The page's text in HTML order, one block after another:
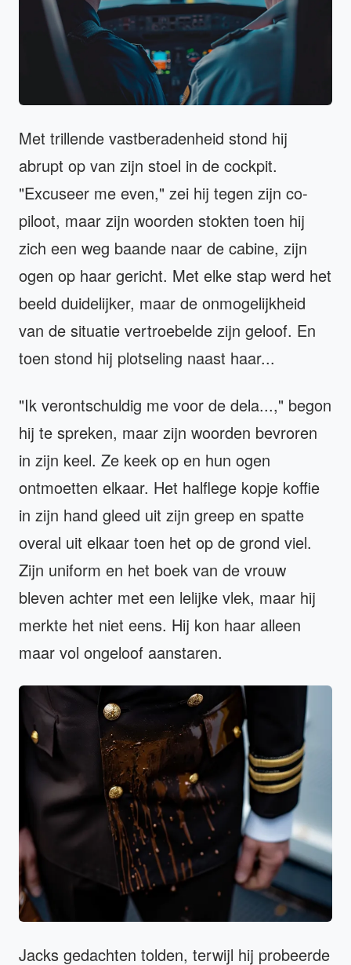
Met trillende vastberadenheid stond hij
abrupt op van zijn stoel in de cockpit.
"Excuseer me even," zei hij tegen zijn co-
piloot, maar zijn woorden stokten toen hij
zich een weg baande naar de cabine, zijn
ogen op haar gericht. Met elke stap werd het
beeld duidelijker, maar de onmogelijkheid
van de situatie vertroebelde zijn geloof. En
toen stond hij plotseling naast haar...
"Ik verontschuldig me voor de dela...," begon
hij te spreken, maar zijn woorden bevroren
in zijn keel. Ze keek op en hun ogen
ontmoetten elkaar. Het halflege kopje koffie
in zijn hand gleed uit zijn greep en spatte
overal uit elkaar toen het op de grond viel.
Zijn uniform en het boek van de vrouw
bleven achter met een lelijke vlek, maar hij
merkte het niet eens. Hij kon haar alleen
maar vol ongeloof aanstaren.
Jacks gedachten tolden, terwijl hij probeerde